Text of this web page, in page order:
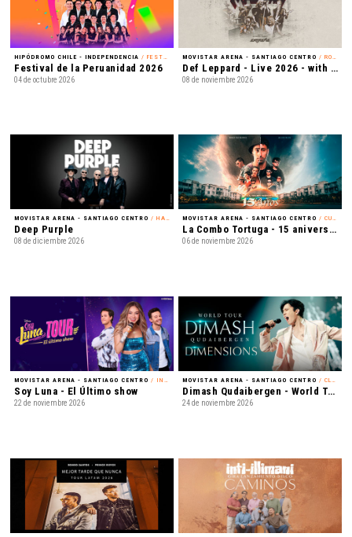
HIPÓDROMO CHILE - INDEPENDENCIA / FESTIVAL
Festival de la Peruanidad 2026
04 de octubre 2026
MOVISTAR ARENA - SANTIAGO CENTRO / ROCK
Def Leppard - Live 2026 - with Special Guest Extreme
08 de noviembre 2026
MOVISTAR ARENA - SANTIAGO CENTRO / HARD ROCK
Deep Purple
08 de diciembre 2026
MOVISTAR ARENA - SANTIAGO CENTRO / CUMBIA
La Combo Tortuga - 15 aniversario
06 de noviembre 2026
MOVISTAR ARENA - SANTIAGO CENTRO / INFANTIL
Soy Luna - El Último show
22 de noviembre 2026
MOVISTAR ARENA - SANTIAGO CENTRO / CLASSICAL CROSSOVER
Dimash Qudaibergen - World Tour: Dimensions
24 de noviembre 2026